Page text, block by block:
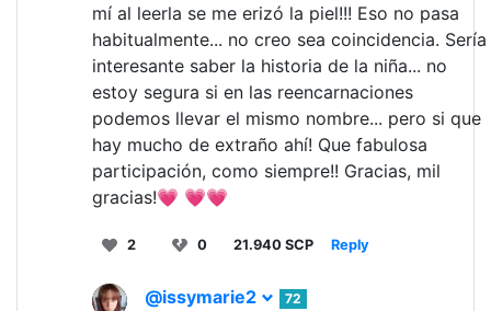
mí al leerla se me erizó la piel!!! Eso no pasa
habitualmente... no creo sea coincidencia. Sería
interesante saber la historia de la niña... no
estoy segura si en las reencarnaciones
podemos llevar el mismo nombre... pero si que
hay mucho de extraño ahí! Que fabulosa
participación, como siempre!! Gracias, mil
gracias!💗 💗💗
2 0 21.940 SCP Reply
@issymarie2
72